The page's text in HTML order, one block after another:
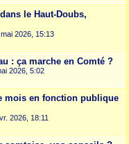
le Haut-Doubs,
2026, 15:13
: ça marche en Comté ?
2026, 5:02
mois en fonction publique
2026, 18:11